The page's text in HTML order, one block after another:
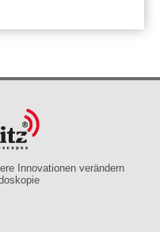
Innovationen verändern